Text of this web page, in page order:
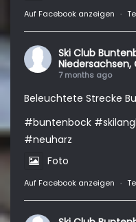
Auf Facebook anzeigen ·
Ski Club
Niedersachsen,
7 months ago
Beleuchtete Strecke
#buntenbock
#neuharz
Foto
Auf Facebook anzeigen ·